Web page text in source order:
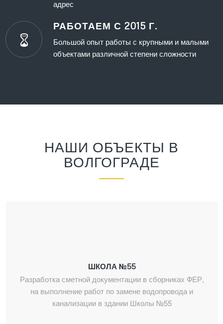
адрес
РАБОТАЕМ С 2015 Г.
Большой опыт работы с крупными и малыми
объектами различной степени сложности
НАШИ ОБЪЕКТЫ В
ВОЛГОГРАДЕ
ШКОЛА №55
Разработка сметной документации в сборниках ФЕР,
на выполнение работ по замене водопровода и
канализации в здании Школы №55